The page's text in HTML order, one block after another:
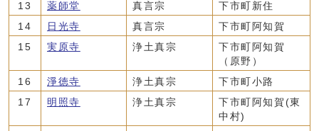
13
薬師堂 真言宗
下市町新住
14
日光寺 真言宗
下市町阿知賀
15
実原寺 浄土真宗
下市町阿知賀
（原野）
16
淨徳寺 浄土真宗
下市町小路
17
明照寺 浄土真宗
下市町阿知賀(東
中村)